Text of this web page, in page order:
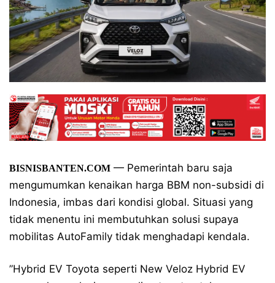
BISNISBANTEN.COM — Pemerintah baru saja
mengumumkan kenaikan harga BBM non-subsidi di
Indonesia, imbas dari kondisi global. Situasi yang
tidak menentu ini membutuhkan solusi supaya
mobilitas AutoFamily tidak menghadapi kendala.
”Hybrid EV Toyota seperti New Veloz Hybrid EV